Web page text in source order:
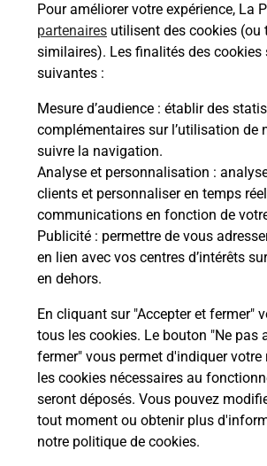
Pour améliorer votre expérience, La
partenaires utilisent des cookies (ou
similaires). Les finalités des cookies
suivantes :
Mesure d’audience : établir des
complémentaires sur l’utilisation de
suivre la navigation.
Analyse et personnalisation :
clients et personnaliser en temps
communications en fonction de
Publicité : permettre de vous
en lien avec vos centres d’intérêts
en dehors.
En cliquant sur "Accepter et fermer"
tous les cookies. Le bouton "Ne pas
fermer" vous permet d'indiquer votre
les cookies nécessaires au
seront déposés. Vous pouvez
tout moment ou obtenir plus
notre politique de cookies.
1 Avenue De L Eglise
31240 Saint Jean
Boîte aux lettres La Poste
Collecte du courrier aujourd'hui à
1 Place Aspe
31240 Saint Jean
Le lien s'ouvre dans un nouvel onglet
Localiser Liste Boîtes aux lettres Haute-